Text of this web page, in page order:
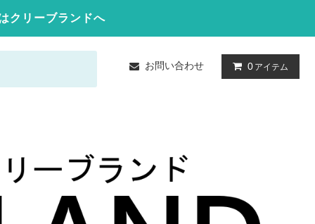
クリーブランドへ
お問い合わせ 0 アイテム